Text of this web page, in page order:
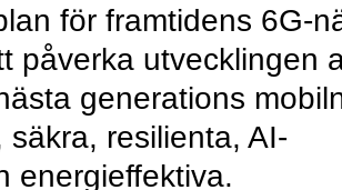
för framtidens 6G-
påverka utvecklingen
generations
säkra, resilienta, AI-
energieffektiva.